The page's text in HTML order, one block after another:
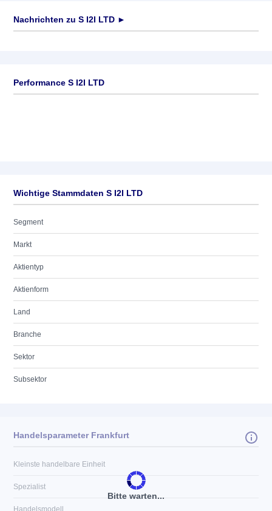
Nachrichten zu S I2I LTD ►
Performance S I2I LTD
Wichtige Stammdaten S I2I LTD
Segment
Markt
Aktientyp
Aktienform
Land
Branche
Sektor
Subsektor
Bitte warten...
Handelsparameter Frankfurt
Kleinste handelbare Einheit
Spezialist
Handelsmodell